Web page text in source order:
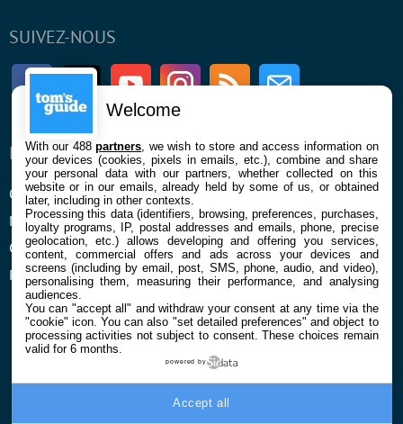
SUIVEZ-NOUS
FacebookTwitter Youtube InstagramRSS Newsletter
ENTREPRISE
Qui sommes nous
Mentions légales et CGU
Confidentialité et Cookies
Préférences cookies
À PROPOS
La rédaction
Contact
Welcome
With our 488partners , we wish to store and access information on
your devices (cookies, pixels in emails, etc.), combine and share
your personal data with our partners, whether collected on this
website or in our emails, already held by some of us, or obtained
later, including in other contexts.
Processing this data (identifiers, browsing, preferences, purchases,
loyalty programs, IP, postal addresses and emails, phone, precise
geolocation, etc.) allows developing and offering you services,
content, commercial offers and ads across your devices and
screens (including by email, post, SMS, phone, audio, and video),
personalising them, measuring their performance, and analysing
audiences.
You can "accept all" and withdraw your consent at any time via the
"cookie" icon. You can also "set detailed preferences" and object to
processing activities not subject to consent. These choices remain
valid for 6 months.
powered by
Accept all